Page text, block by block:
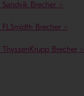
Sandvik Brecher >
FLSmidth Brecher >
ThyssenKrupp Brecher >